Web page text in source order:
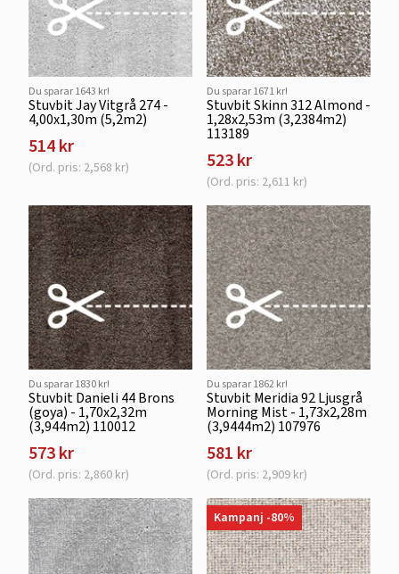
Du sparar 1643 kr!
Stuvbit Jay Vitgrå 274 -
4,00x1,30m (5,2m2)
514 kr
(Ord. pris: 2,568 kr)
Du sparar 1671 kr!
Stuvbit Skinn 312 Almond -
1,28x2,53m (3,2384m2)
113189
523 kr
(Ord. pris: 2,611 kr)
Du sparar 1830 kr!
Stuvbit Danieli 44 Brons
(goya) - 1,70x2,32m
(3,944m2) 110012
573 kr
(Ord. pris: 2,860 kr)
Du sparar 1862 kr!
Stuvbit Meridia 92 Ljusgrå
Morning Mist - 1,73x2,28m
(3,9444m2) 107976
581 kr
(Ord. pris: 2,909 kr)
Kampanj -80%